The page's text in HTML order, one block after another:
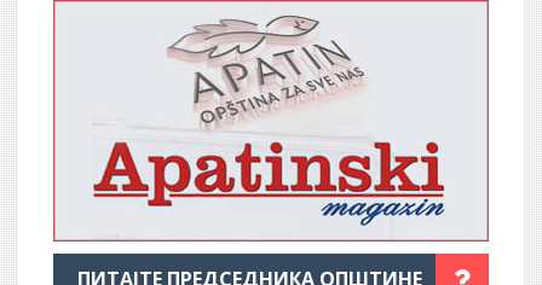
ПИТАЈТЕ ПРЕДСЕДНИКА ОПШТИНЕ